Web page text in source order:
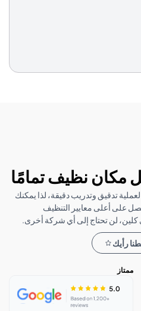
نظيف تمامًا
وتدريب دقيقة، لذا يمكنك
معايير التنظيف
إلى أي شركة أخرى.